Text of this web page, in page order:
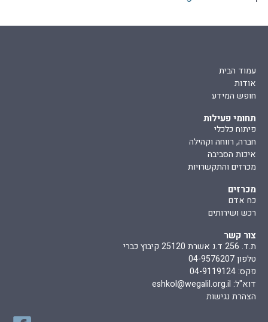
עמוד הבית
אודות
חופש המידע
תחומי פעילות
פיתוח כלכלי
חברה, רווחה וקהילה
איכות הסביבה
מכרזים והתקשרויות
מכרזים
כח אדם
רכש ושירותים
צור קשר
ת.ד. 256 ד.נ אשרת 25120 קיבוץ כברי
טלפון 04-9576207
פקס: 04-9119124
דוא"ל: eshkol@wegalil.org.il
הצהרת נגישות